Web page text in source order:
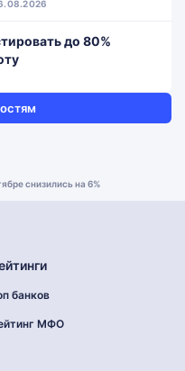
до 80%
снизились на 6%
банков
МФО